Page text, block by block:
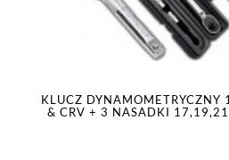
KLUCZ
& CRV + 3 NASADKI